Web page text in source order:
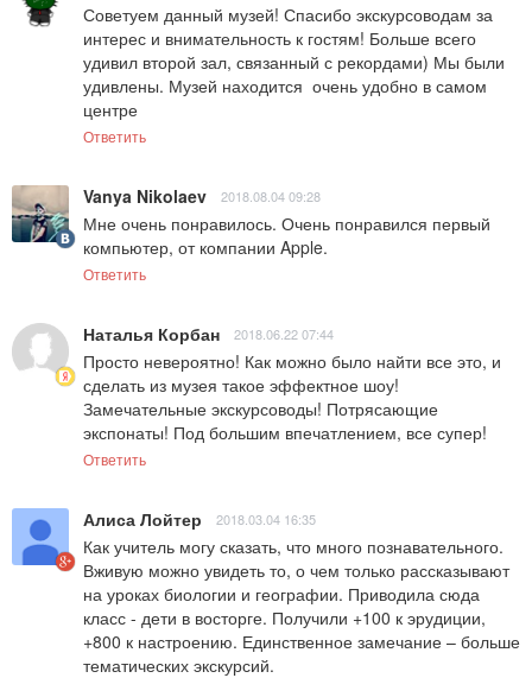
Советуем данный музей! Спасибо экскурсоводам за
интерес и внимательность к гостям! Больше всего
удивил второй зал, связанный с рекордами) Мы были
удивлены. Музей находится  очень удобно в самом
центре
Ответить
Vanya Nikolaev 2018.08.04 09:28
Мне очень понравилось. Очень понравился первый
компьютер, от компании Apple.
Ответить
Наталья Корбан 2018.06.22 07:44
Просто невероятно! Как можно было найти все это, и
сделать из музея такое эффектное шоу!
Замечательные экскурсоводы! Потрясающие
экспонаты! Под большим впечатлением, все супер!
Ответить
Алиса Лойтер 2018.03.04 16:35
Как учитель могу сказать, что много познавательного.
Вживую можно увидеть то, о чем только рассказывают
на уроках биологии и географии. Приводила сюда
класс - дети в восторге. Получили +100 к эрудиции,
+800 к настроению. Единственное замечание – больше
тематических экскурсий.